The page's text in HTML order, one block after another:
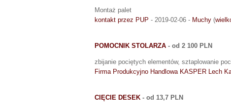
Montaż palet
kontakt przez PUP - 2019-02-06 - Muchy (
POMOCNIK STOLARZA - od 2 100 PLN
zbijanie pociętych elementów, sztaplowanie
Firma Produkcyjno Handlowa KASPER Lech
CIĘCIE DESEK - od 13,7 PLN